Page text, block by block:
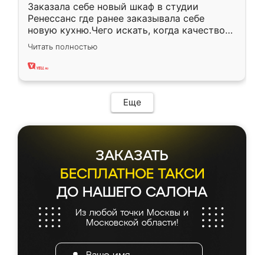
Заказала себе новый шкаф в студии
Ренессанс где ранее заказывала себе
новую кухню.Чего искать, когда качеством
вполне довольна. Служит кухня уже почти
два года, нареканий нет.
Читать полностью
Еще
ЗАКАЗАТЬ
БЕСПЛАТНОЕ ТАКСИ
ДО НАШЕГО САЛОНА
Из любой точки Москвы и
Московской области!